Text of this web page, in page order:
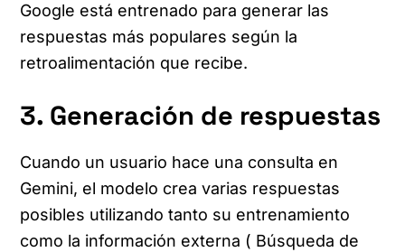
Google está entrenado para generar las
respuestas más populares según la
retroalimentación que recibe.
3. Generación de respuestas
Cuando un usuario hace una consulta en
Gemini, el modelo crea varias respuestas
posibles utilizando tanto su entrenamiento
como la información externa ( Búsqueda de